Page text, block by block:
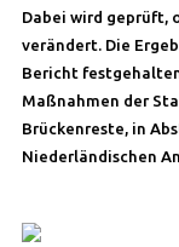
Dabei wird geprüft,
verändert. Die
Bericht
Maßnahmen der
Brückenreste, in
Niederländischen